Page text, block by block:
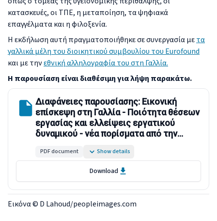
κατασκευές, οι ΤΠΕ, η μεταποίηση, τα ψηφιακά
επαγγέλματα και η φιλοξενία.
Η εκδήλωση αυτή πραγματοποιήθηκε σε συνεργασία μετα
γαλλικά μέλη του διοικητικού συμβουλίου του Eurofound
και με τηνεθνική αλληλογραφία του στη Γαλλία.
Η παρουσίαση είναι διαθέσιμη για λήψη παρακάτω.
Διαφάνειες παρουσίασης: Εικονική
επίσκεψη στη Γαλλία - Ποιότητα θέσεων
εργασίας και ελλείψεις εργατικού
δυναμικού - νέα πορίσματα από την
Εργασίας
PDF document Show details
Download
Εικόνα © D Lahoud/peopleimages.com